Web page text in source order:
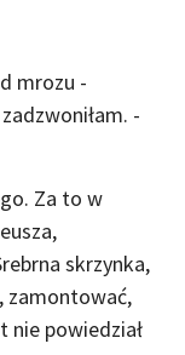
mrozu -
-
Za to w
skrzynka,
zamontować,
nie powiedział